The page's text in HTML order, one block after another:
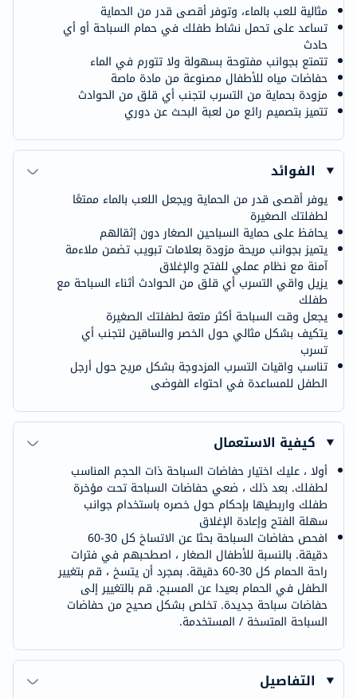
مثالية للعب بالماء، وتوفر أقصى قدر من الحماية
تساعد على تحمل نشاط طفلك في حمام السباحة أو أي
حادث
تتمتع بجوانب مفتوحة بسهولة ولا تتورم في الماء
حفاضات مياه للأطفال مصنوعة من مادة ماصة
مزودة بحماية من التسرب لتجنب أي قلق من الحوادث
تتميز بتصميم رائع من لعبة البحث عن دوري
الفوائد
يوفر أقصى قدر من الحماية ويجعل اللعب بالماء ممتعًا
لطفلتك الصغيرة
يحافظ على حماية السباحين الصغار دون إثقالهم
يتميز بجوانب مريحة مزودة بعلامات تبويب تضمن ملاءمة
آمنة مع نظام عملي للفتح والإغلاق
يزيل واقي التسرب أي قلق من الحوادث أثناء السباحة مع
طفلك
يجعل وقت السباحة أكثر متعة لطفلتك الصغيرة
يتكيف بشكل مثالي حول الخصر والساقين لتجنب أي
تسرب
تناسب واقيات التسرب المزدوجة بشكل مريح حول أرجل
الطفل للمساعدة في احتواء الفوضى
كيفية الاستعمال
أولا ، عليك اختيار حفاضات السباحة ذات الحجم المناسب
لطفلك. بعد ذلك ، ضعي حفاضات السباحة تحت مؤخرة
طفلك واربطيها بإحكام حول خصره باستخدام جوانب
سهلة الفتح وإعادة الإغلاق
افحص حفاضات السباحة بحثا عن الاتساخ كل 30-60
دقيقة. بالنسبة للأطفال الصغار ، اصطحبهم في فترات
راحة الحمام كل 30-60 دقيقة. بمجرد أن يتسخ ، قم بتغيير
الطفل في الحمام بعيدا عن المسبح. قم بالتغيير إلى
حفاضات سباحة جديدة. تخلص بشكل صحيح من حفاضات
السباحة المتسخة / المستخدمة.
التفاصيل